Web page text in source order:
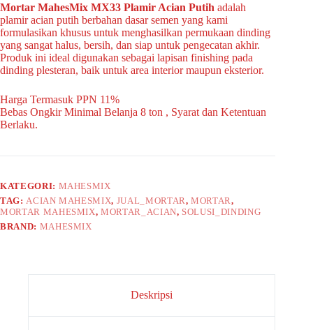
Mortar MahesMix MX33 Plamir Acian Putih adalah
plamir acian putih berbahan dasar semen yang kami
formulasikan khusus untuk menghasilkan permukaan dinding
yang sangat halus, bersih, dan siap untuk pengecatan akhir.
Produk ini ideal digunakan sebagai lapisan finishing pada
dinding plesteran, baik untuk area interior maupun eksterior.
Harga Termasuk PPN 11%
Bebas Ongkir Minimal Belanja 8 ton , Syarat dan Ketentuan
Berlaku.
KATEGORI: MAHESMIX
TAG: ACIAN MAHESMIX, JUAL_MORTAR,MORTAR,
MORTAR MAHESMIX,MORTAR_ACIAN, SOLUSI_DINDING
BRAND: MAHESMIX
Deskripsi